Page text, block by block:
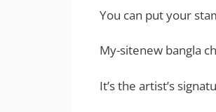
You can put your
My-sitenew bangla
It’s the artist’s